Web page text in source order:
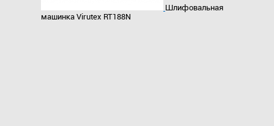
Шлифовальная
машинка Virutex RT188N